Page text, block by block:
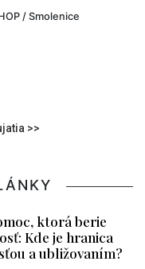
/ Smolenice
>>
ktorá berie
Kde je hranica
a ubližovaním?